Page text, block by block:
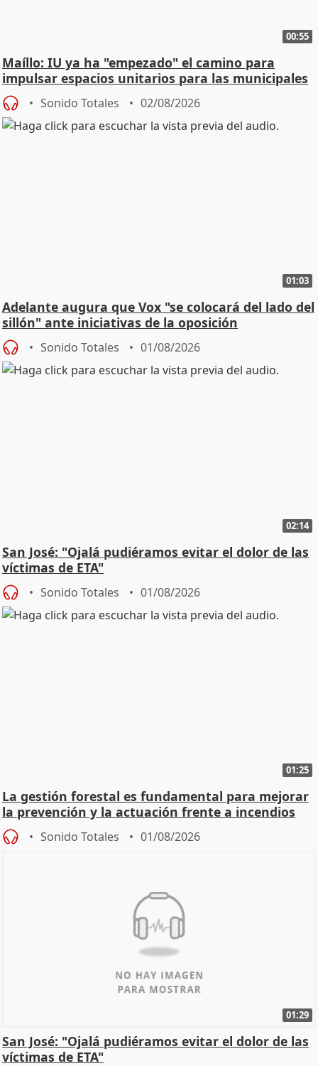
00:55
Maíllo: IU ya ha "empezado" el camino para
impulsar espacios unitarios para las municipales
Sonido Totales 02/08/2026
01:03
Adelante augura que Vox "se colocará del lado del
sillón" ante iniciativas de la oposición
Sonido Totales 01/08/2026
02:14
San José: "Ojalá pudiéramos evitar el dolor de las
víctimas de ETA"
Sonido Totales 01/08/2026
01:25
La gestión forestal es fundamental para mejorar
la prevención y la actuación frente a incendios
Sonido Totales 01/08/2026
01:29
San José: "Ojalá pudiéramos evitar el dolor de las
víctimas de ETA"